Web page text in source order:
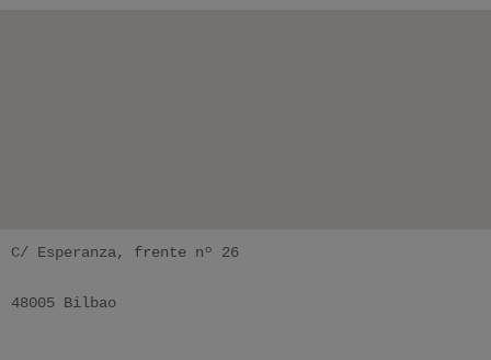
C/ Esperanza, frente nº 26
48005 Bilbao